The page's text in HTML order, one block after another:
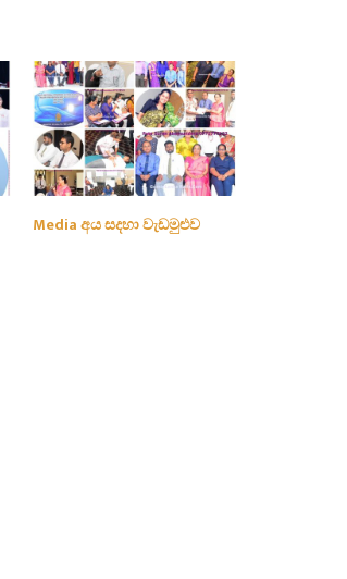
Media අය සදහා වැඩමුළුව